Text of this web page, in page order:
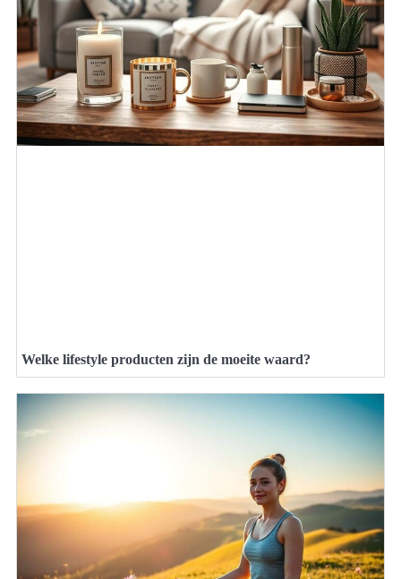
Welke lifestyle producten zijn de moeite waard?